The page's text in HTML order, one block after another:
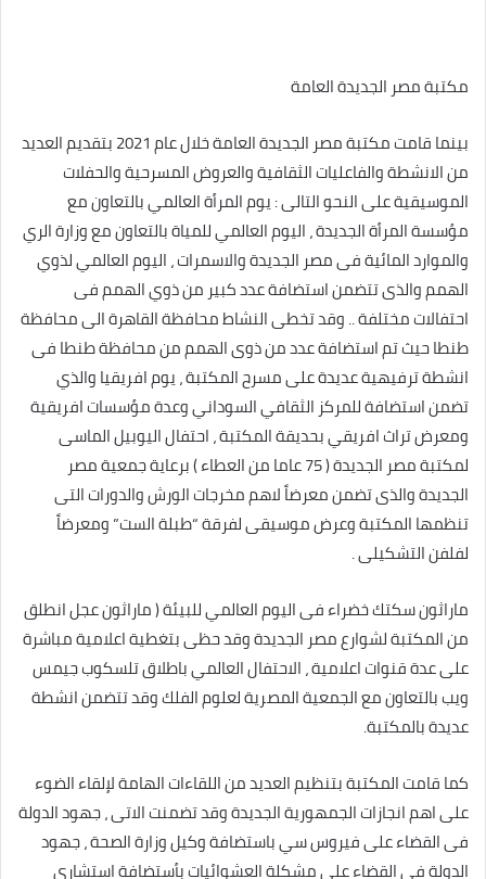
مكتبة مصر الجديدة العامة
بينما قامت مكتبة مصر الجديدة العامة خلال عام 2021 بتقديم العديد
من الانشطة والفاعليات الثقافية والعروض المسرحية والحفلات
الموسيقية على النحو التالى : يوم المرأة العالمي بالتعاون مع
مؤسسة المرأة الجديدة ، اليوم العالمي للمياة بالتعاون مع وزارة الري
والموارد المائية فى مصر الجديدة والاسمرات ، اليوم العالمي لذوي
الهمم والذى تتضمن استضافة عدد كبير من ذوي الهمم فى
احتفالات مختلفة .. وقد تخطى النشاط محافظة القاهرة الى محافظة
طنطا حيث تم استضافة عدد من ذوى الهمم من محافظة طنطا فى
انشطة ترفيهية عديدة على مسرح المكتبة ، يوم افريقيا والذي
تضمن استضافة للمركز الثقافي السوداني وعدة مؤسسات افريقية
ومعرض تراث افريقي بحديقة المكتبة ، احتفال اليوبيل الماسى
لمكتبة مصر الجديدة ( 75 عاما من العطاء ) برعاية جمعية مصر
الجديدة والذى تضمن معرضاً لاهم مخرجات الورش والدورات التى
تنظمها المكتبة وعرض موسيقى لفرقة “طبلة الست” ومعرضاً
لفلفن التشكيلى .
ماراثون سكتك خضراء فى اليوم العالمي للبيئة ( ماراثون عجل انطلق
من المكتبة لشوارع مصر الجديدة وقد حظى بتغطية اعلامية مباشرة
على عدة قنوات اعلامية ، الاحتفال العالمي باطلاق تلسكوب جيمس
ويب بالتعاون مع الجمعية المصرية لعلوم الفلك وقد تتضمن انشطة
عديدة بالمكتبة.
كما قامت المكتبة بتنظيم العديد من اللقاءات الهامة لإلقاء الضوء
على اهم انجازات الجمهورية الجديدة وقد تضمنت الاتى ، جهود الدولة
فى القضاء على فيروس سي باستضافة وكيل وزارة الصحة ، جهود
الدولة فى القضاء على مشكلة العشوائيات بأستضافة استشاري